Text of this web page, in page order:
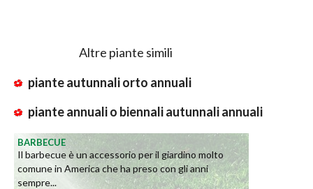
Altre piante simili
piante autunnali orto annuali
piante annuali o biennali autunnali annuali
BARBECUE
Il barbecue è un accessorio per il giardino molto
comune in America che ha preso con gli anni
sempre...